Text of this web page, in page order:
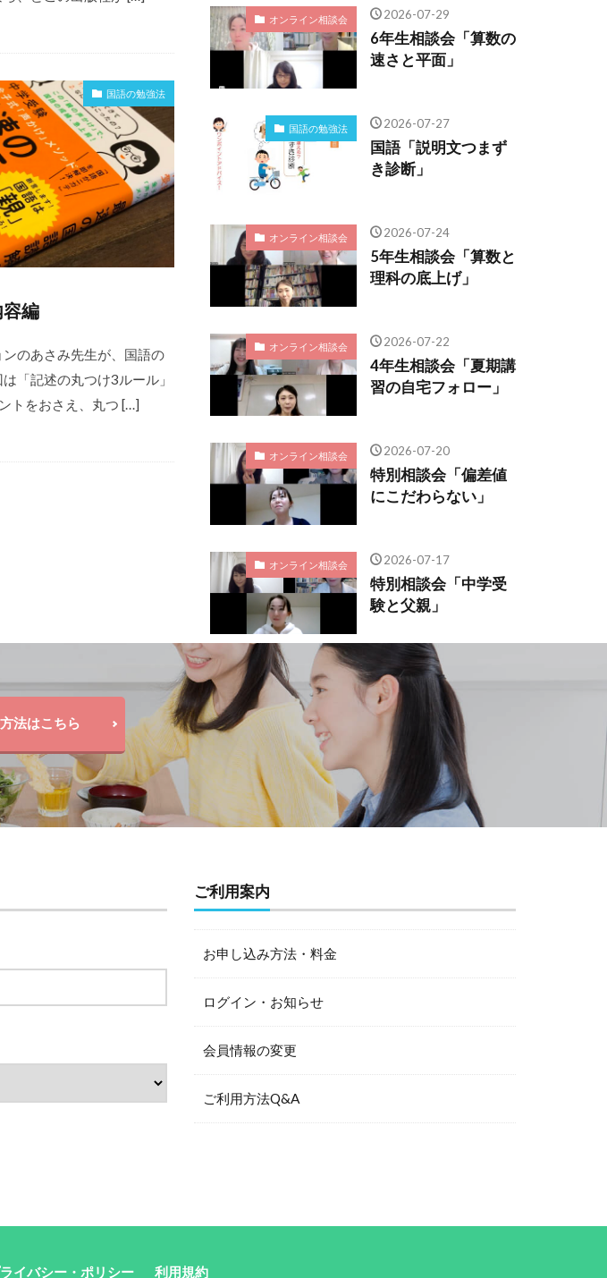
国語の勉強法
編
のあさみ先生が、国語の
「記述の丸つけ3ルール」
トをおさえ、丸つ […]
オンライン相談会 2026-07-29
6年生相談会「算数の
速さと平面」
国語の勉強法 2026-07-27
国語「説明文つまず
き診断」
オンライン相談会 2026-07-24
5年生相談会「算数と
理科の底上げ」
オンライン相談会 2026-07-22
4年生相談会「夏期講
習の自宅フォロー」
オンライン相談会 2026-07-20
特別相談会「偏差値
にこだわらない」
オンライン相談会 2026-07-17
特別相談会「中学受
験と父親」
法はこちら
ご利用案内
お申し込み方法・料金
ログイン・お知らせ
会員情報の変更
ご利用方法Q&A
イバシー・ポリシー 利用規約